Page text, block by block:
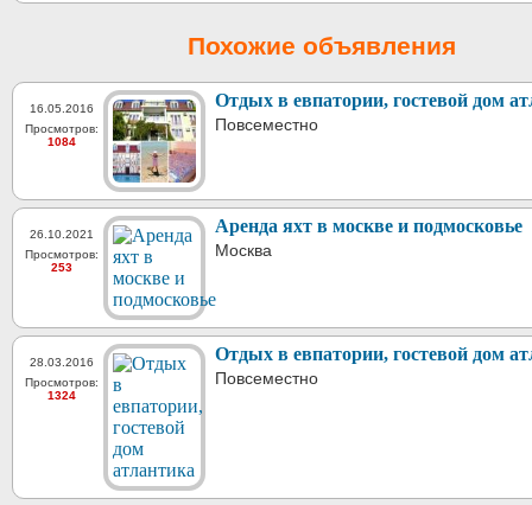
Похожие объявления
16.05.2016
Просмотров:
1084
Отдых в евпатории, гостевой дом
Повсеместно
26.10.2021
Просмотров:
253
Аренда яхт в москве и подмосковье
Москва
28.03.2016
Просмотров:
1324
Отдых в евпатории, гостевой дом
Повсеместно